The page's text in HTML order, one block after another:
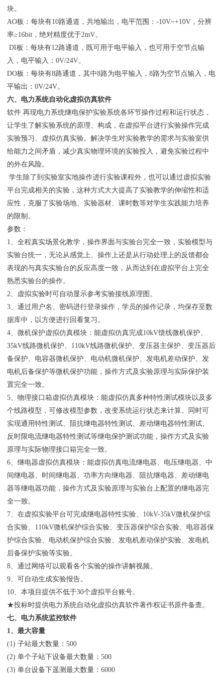
块。
AO板：每块有10路通道，共地输出，电平范围：-10V~+10V，分辨
率≥16bit，绝对精度优于2mV。
DI板：每块有12路通道，既可用于电平输入，也可用于空节点输
入，电平输入：0V/24V。
DO板：每块有8路通道，其中8路为电平输入，8路为空节点输入，电
平输出：0V/24V。
六、电力系统自动化虚拟仿真软件
软件 再现电力系统继电保护实验系统各环节操作过程和运行状态，
让学生了解实验系统的原理、构成，在虚拟平台进行实验操作完成
实验预习、虚拟仿真实验。解决学生对实验教学的需求与实验室供
给能力之间矛盾，减少真实物理环境的实验投入，避免实验过程中
的外在风险。
学生除了到实验室实地操作进行实验课程外，也可以通过虚拟实验
平台完成相关的实验，这种方式大大提高了实验教学的伸缩性和适
应性，克服了实验场地、实验器材、课时数等对学生实践能力培养
的限制。
参数：
1、全程真实场景化教学，操作界面与实验台完全一致，实验模型与
实验台统一，无论从感觉上、操作上还是从行动处理上的反馈都会
表现的与真实实验台的反应高度一致，从而达到在虚拟平台上完全
熟悉实验台的操作。
2、虚拟实验时可自动显示参考实验接线原理图。
3、通过用户名、密码进行登录操作，学员的操作记录，均保存至数
据库中，以方便进行回看复习。
4、微机保护虚拟仿真模块：能虚拟仿真完成10kV馈线微机保护、
35kV线路微机保护、110kV线路微机保护、变压器主保护、变压器后
备保护、电容器微机保护、电动机微机保护、发电机差动保护、发
电机后备保护等微机保护功能，操作方式及实验原理与实际保护装
置完全一致。
5、物理接口箱虚拟仿真模块：能虚拟仿真多种特性测试模块以及多
个线路模型，可修改模型参数，改变系统运行状态来计算。同时可
实现通用特性测试、阻抗继电器特性测试、差动继电器特性测试、
反时限电流继电器特性测试等继电保护测试功能，操作方式及实验
原理与实际物理接口箱完全一致。
6、继电器虚拟仿真模块：能虚拟仿真电流继电器、电压继电器、中
间继电器、时间继电器、功率方向继电器、阻抗继电器、差动继电
器等继电器功能，操作方式及实验原理与实验台上配置的继电器完
全一致。
7、在虚拟实验平台可完成继电器特性实验、10kV-35kV微机保护综
合实验、110kV微机保护综合实验、变压器保护综合实验、电容器保
护综合实验、电动机保护综合实验、发电机差动保护实验、发电机
后备保护实验等实验。
8、通过网络可以观看各个实验的操作讲解视频。
9、可自动生成实验报告。
10、本项目提供不低于30个虚拟平台账号。
★投标时提供电力系统自动化虚拟仿真软件著作权证书原件备查。
七、电力系统监控软件
1、最大容量
(1) 子站最大数量：500
(2) 单个子站下设备最大数量：500
(3) 单台设备下遥测最大数量：6000